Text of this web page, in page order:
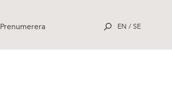
Prenumerera EN / SE